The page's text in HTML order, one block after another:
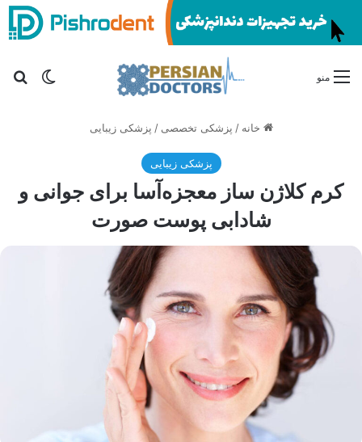
تغییر منو
خانه / پزشکی تخصصی / پزشکی زیبایی
پزشکی زیبایی
کرم کلاژن ساز معجزه‌آسا برای جوانی و
شادابی پوست صورت